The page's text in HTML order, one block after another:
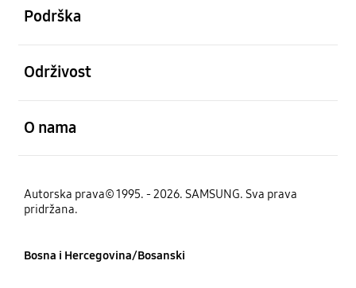
Podrška
Održivost
O nama
Autorska prava© 1995. - 2026. SAMSUNG. Sva prava
pridržana.
Bosna i Hercegovina/Bosanski